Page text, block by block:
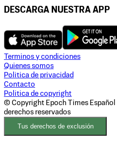
DESCARGA NUESTRA APP
Terminos y condiciones
Quienes somos
Politica de privacidad
Contacto
Politica de copyright
© Copyright Epoch Times Español
derechos reservados
Tus derechos de exclusión